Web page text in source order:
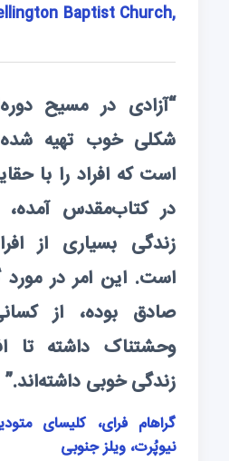
Baptist Church,
“آزادی در مسیح
شکلی خوب تهیه
است که افراد را با
در کتاب‌‌مقدس
زندگی بسیاری از
است. این امر در
صادق بوده، از
وحشتناک داشته تا
زندگی خوبی داشته‌اند.”
گراهام فرای، کلیسای
نیوپُرت، ویلز جنوبی